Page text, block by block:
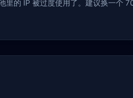
的 IP 被过度使用了。建议换一个